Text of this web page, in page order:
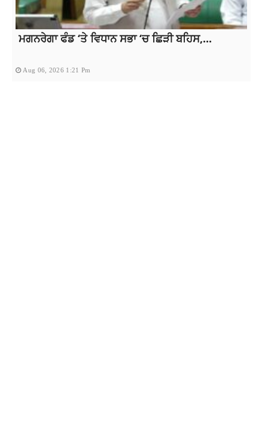
ਮਗਨਰੇਗਾ ਫੰਡ ‘ਤੇ ਵਿਧਾਨ ਸਭਾ ‘ਚ ਛਿੜੀ ਬਹਿਸ,...
Aug 06, 2026 1:21 Pm